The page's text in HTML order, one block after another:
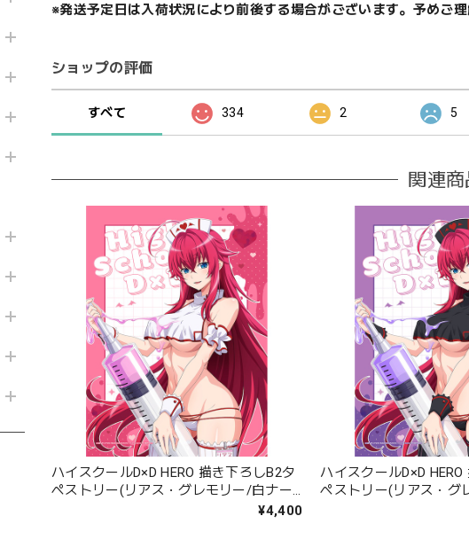
※発送予定日は入荷状況により前後する場合がございます。予めご理
ショップの評価
すべて 334 2 5
関連商
ハイスクールD×D HERO 描き下ろしB2タ
ペストリー(リアス・グレモリー/白ナー
¥4,400
ハイスクールD×D
ペストリー(リアス・グ